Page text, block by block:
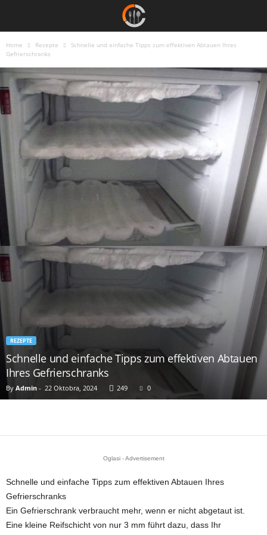
Home Rezepte
Schnelle und einfache Tipps zum effektiven Abtauen Ihres
Gefrierschranks
REZEPTE
Schnelle und einfache Tipps zum effektiven Abtauen
Ihres Gefrierschranks
By Admin - 22 Oktobra, 2024 249
Oglasi - Advertisement